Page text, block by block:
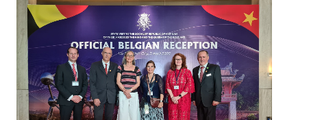
FORAGRI
VALORISENT
LES
DÉCHETS
VERTS